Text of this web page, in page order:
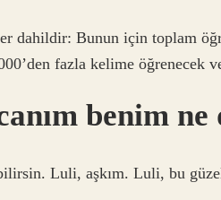
dahildir: Bunun için toplam
fazla kelime öğrenecek
benim ne
Luli, aşkım. Luli, bu